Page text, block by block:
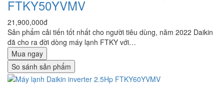
FTKY50YVMV
21,900,000đ
Sản phẩm cải tiến tốt nhất cho người tiêu dùng, năm 2022 Daikin
đã cho ra đời dòng máy lạnh FTKY với…
Mua ngay
So sánh sản phẩm